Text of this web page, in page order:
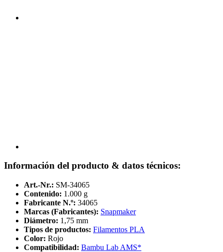
Información del producto & datos técnicos:
Art.-Nr.: SM-34065
Contenido: 1.000 g
Fabricante N.º: 34065
Marcas (Fabricantes): Snapmaker
Diámetro: 1,75 mm
Tipos de productos: Filamentos PLA
Color: Rojo
Compatibilidad: Bambu Lab AMS*